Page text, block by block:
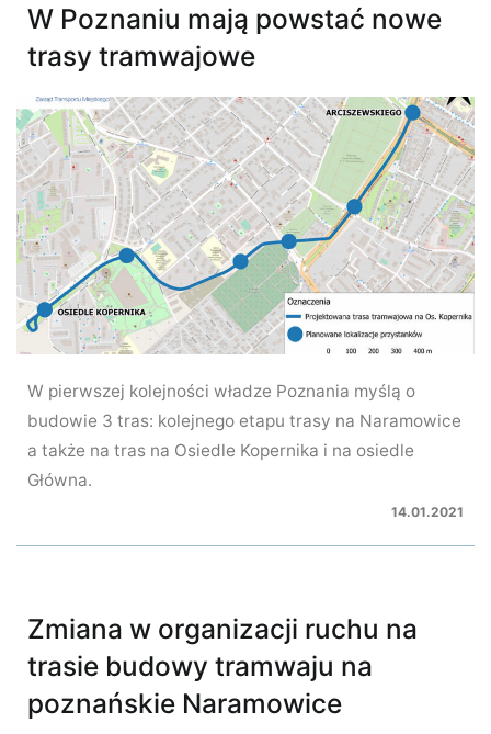
W Poznaniu mają powstać nowe
trasy tramwajowe
W pierwszej kolejności władze Poznania myślą o
budowie 3 tras: kolejnego etapu trasy na Naramowice
a także na tras na Osiedle Kopernika i na osiedle
Główna.
14.01.2021
Zmiana w organizacji ruchu na
trasie budowy tramwaju na
poznańskie Naramowice